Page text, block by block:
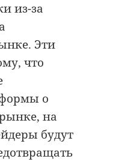
из-за
Эти
что
о
на
будут